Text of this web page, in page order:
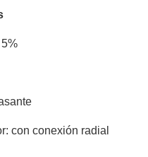
con conexión radial